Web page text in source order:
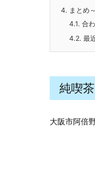
4. まとめ
4.1. 合
4.2. 最
純喫
大阪市阿倍